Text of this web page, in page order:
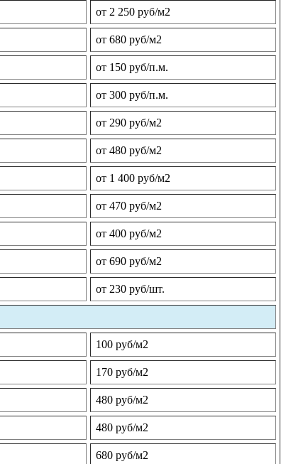
от 2 250 руб/м2
от 680 руб/м2
от 150 руб/п.м.
от 300 руб/п.м.
от 290 руб/м2
от 480 руб/м2
от 1 400 руб/м2
от 470 руб/м2
от 400 руб/м2
от 690 руб/м2
от 230 руб/шт.
100 руб/м2
170 руб/м2
480 руб/м2
480 руб/м2
680 руб/м2